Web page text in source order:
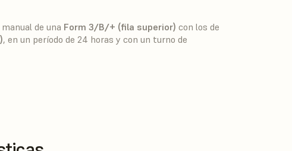
de una Form 3/B/+ (fila superior) con los de
, en un período de 24 horas y con un turno de